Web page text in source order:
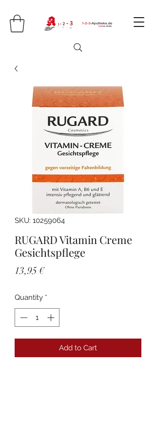
SKU: 10259064
RUGARD Vitamin Creme
Gesichtspflege
13,95 €Price
Quantity *
Add to Cart